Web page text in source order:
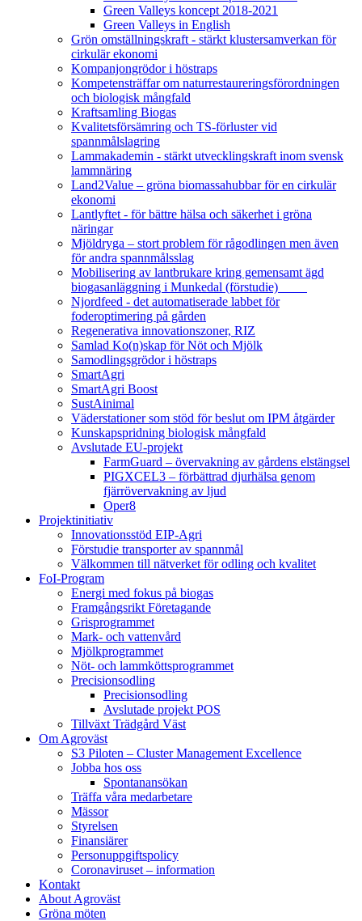
Green Valleys koncept 2018-2021
Green Valleys in English
Grön omställningskraft - stärkt klustersamverkan för
cirkulär ekonomi
Kompanjongrödor i höstraps
Kompetensträffar om naturrestaureringsförordningen
och biologisk mångfald
Kraftsamling Biogas
Kvalitetsförsämring och TS-förluster vid
spannmålslagring
Lammakademin - stärkt utvecklingskraft inom svensk
lammnäring
Land2Value – gröna biomassahubbar för en cirkulär
ekonomi
Lantlyftet - för bättre hälsa och säkerhet i gröna
näringar
Mjöldryga – stort problem för rågodlingen men även
för andra spannmålsslag
Mobilisering av lantbrukare kring gemensamt ägd
biogasanläggning i Munkedal (förstudie)
Njordfeed - det automatiserade labbet för
foderoptimering på gården
Regenerativa innovationszoner, RIZ
Samlad Ko(n)skap för Nöt och Mjölk
Samodlingsgrödor i höstraps
SmartAgri
SmartAgri Boost
SustAinimal
Väderstationer som stöd för beslut om IPM åtgärder
Kunskapspridning biologisk mångfald
Avslutade EU-projekt
FarmGuard – övervakning av gårdens elstängsel
PIGXCEL3 – förbättrad djurhälsa genom
fjärrövervakning av ljud
Oper8
Projektinitiativ
Innovationsstöd EIP-Agri
Förstudie transporter av spannmål
Välkommen till nätverket för odling och kvalitet
FoI-Program
Energi med fokus på biogas
Framgångsrikt Företagande
Grisprogrammet
Mark- och vattenvård
Mjölkprogrammet
Nöt- och lammköttsprogrammet
Precisionsodling
Precisionsodling
Avslutade projekt POS
Tillväxt Trädgård Väst
Om Agroväst
S3 Piloten – Cluster Management Excellence
Jobba hos oss
Spontanansökan
Träffa våra medarbetare
Mässor
Styrelsen
Finansiärer
Personuppgiftspolicy
Coronaviruset – information
Kontakt
About Agroväst
Gröna möten